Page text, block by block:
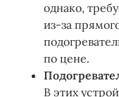
однако,
из-за
по цене.
В этих